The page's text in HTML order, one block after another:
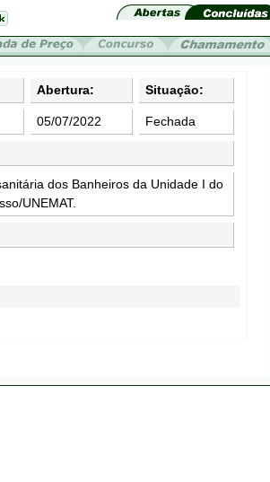
Abertura: Situação:
05/07/2022 Fechada
dos Banheiros da Unidade I do
UNEMAT.